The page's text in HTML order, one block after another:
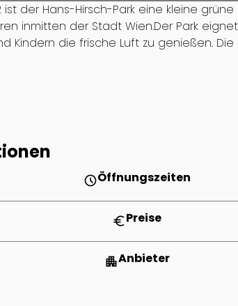
der Hans-Hirsch-Park eine kleine
inmitten der Stadt Wien.Der Park
Kindern die frische Luft zu genießen.
scheduleÖffnungszeiten
euroPreise
apartmentAnbieter